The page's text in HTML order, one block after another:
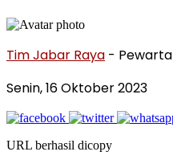
Tim Jabar Raya - Pewarta
Senin, 16 Oktober 2023
URL berhasil dicopy